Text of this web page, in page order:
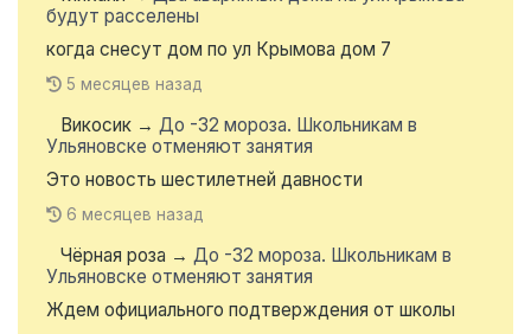
будут расселены
когда снесут дом по ул Крымова дом 7
5 месяцев назад
Викосик → До -32 мороза. Школьникам в
Ульяновске отменяют занятия
Это новость шестилетней давности
6 месяцев назад
Чёрная роза → До -32 мороза. Школьникам в
Ульяновске отменяют занятия
Ждем официального подтверждения от школы